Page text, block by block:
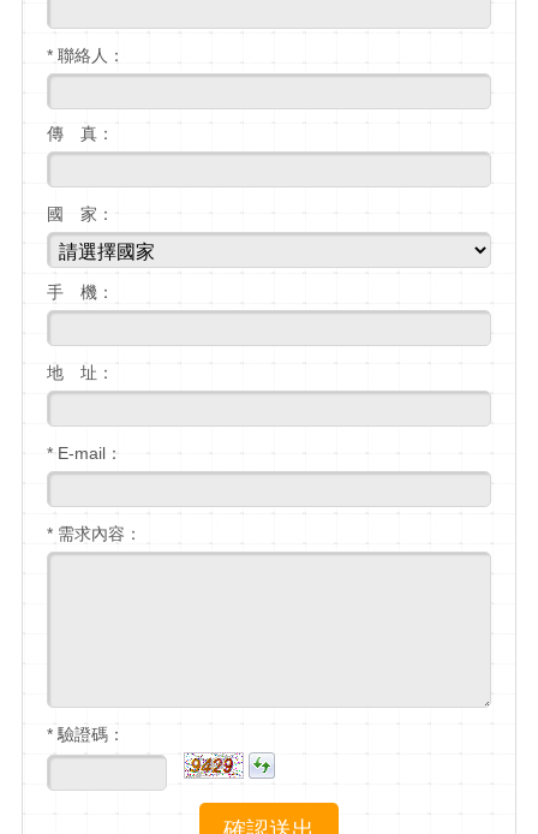
* 聯絡人：
傳 真：
國 家：
手 機：
地 址：
* E-mail：
* 需求內容：
* 驗證碼：